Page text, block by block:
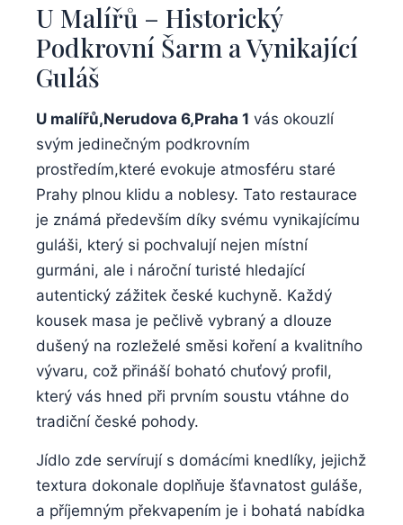
U Malířů – Historický
Podkrovní Šarm a Vynikající
Guláš
U malířů,Nerudova 6,Praha 1 ⁢vás okouzlí
svým jedinečným podkrovním
prostředím,které evokuje atmosféru staré​
Prahy plnou klidu a⁢ noblesy. Tato⁤ restaurace
je známá především díky svému vynikajícímu
guláši, který si pochvalují nejen⁣ místní
gurmáni,‍ ale i ⁣nároční turisté hledající
autentický zážitek české kuchyně. ​Každý
kousek masa je pečlivě⁤ vybraný a dlouze
dušený​ na rozleželé směsi koření‍ a kvalitního
vývaru, což přináší boható chuťový profil,⁤
který‌ vás hned při prvním‍ soustu vtáhne do
tradiční⁤ české pohody.
Jídlo zde⁤ servírují s ⁤domácími knedlíky, jejichž
textura dokonale doplňuje ​šťavnatost ⁤guláše,
a‍ příjemným překvapením je i bohatá nabídka